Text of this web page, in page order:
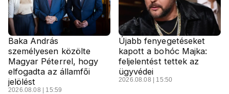
Baka András
személyesen közölte
Magyar Péterrel, hogy
elfogadta az államfői
jelölést
2026.08.08 | 15:59
Újabb fenyegetéseket
kapott a bohóc Majka:
feljelentést tettek az
ügyvédei
2026.08.08 | 15:50